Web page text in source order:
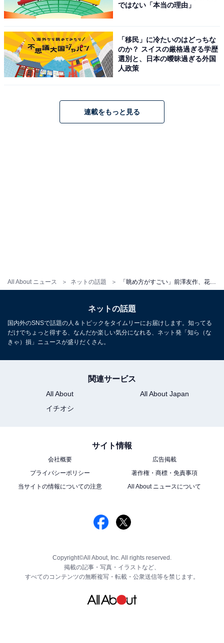
All About ニュース ネットの話題
ではない「本当の理由」
「移民」に冷たいのはどっちな
のか？ スイスの厳格過ぎる学歴
選別と、日本の曖昧過ぎる外国
人政策
連載をもっと見る
ネットの話題
国内外のSNSで話題の人＆トピックをタイムリーにお届けします。知ってる
だけでちょっと得する、なんだか楽しい気分になれる、ネット発「知ら（な
きゃ）損」ニュースが盛りだくさん。
関連サービス
All About
All About Japan
イチオシ
サイト情報
会社概要
広告掲載
プライバシーポリシー
著作権・商標・免責事項
当サイトの情報についての注意
All About ニュースについて
Copyright©All About, Inc. All rights reserved.
掲載の記事・写真・イラストなど、
すべてのコンテンツの無断複写・転載・公衆送信等を禁じます。